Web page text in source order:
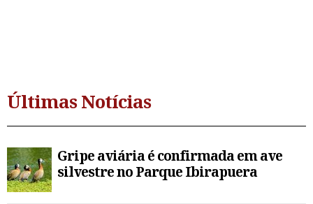
Últimas Notícias
Gripe aviária é confirmada em ave
silvestre no Parque Ibirapuera